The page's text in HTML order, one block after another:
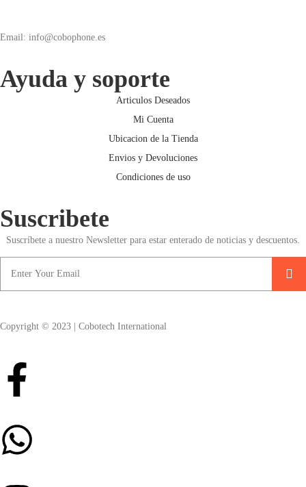
Email: info@cobophone.es
Ayuda y soporte
Articulos Deseados
Mi Cuenta
Ubicacion de la Tienda
Envios y Devoluciones
Condiciones de uso
Suscribete
Suscríbete a nuestro Newsletter para estar enterado de noticias y descuentos.
Copyright © 2023 | Cobotech International